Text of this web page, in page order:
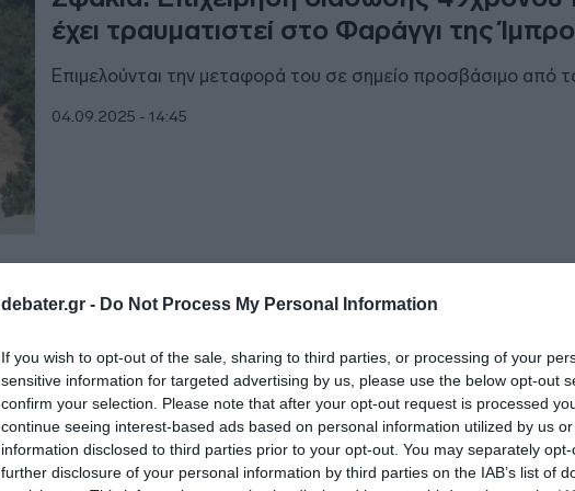
debater.gr - Do Not Process My Personal Information
If you wish to opt-out of the sale, sharing to third parties, or processing of your
sensitive information for targeted advertising by us, please use the below opt-out
confirm your selection. Please note that after your opt-out request is processed
continue seeing interest-based ads based on personal information utilized by us
information disclosed to third parties prior to your opt-out. You may separately
further disclosure of your personal information by third parties on the IAB’s list of
έχει τραυματιστεί στο Φαράγγι της
Επιμελούνται την μεταφορά του σε σημείο προσβάσιμο από
04.09.2025 - 14:45
ΕΛΛΑΔΑ
από την Αυστρία
Τραυματίστηκε στο πόδι
01.06.2025 - 16:53